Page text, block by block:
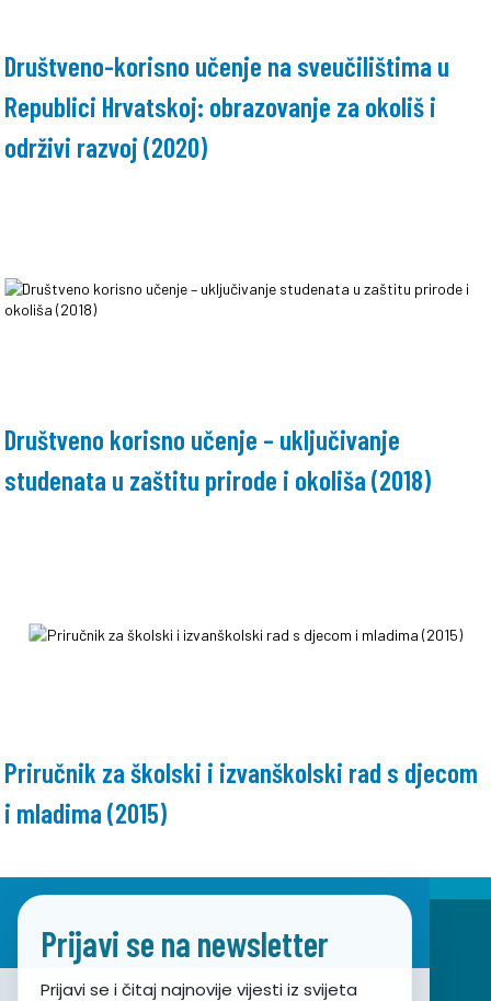
Društveno-korisno učenje na sveučilištima u
Republici Hrvatskoj: obrazovanje za okoliš i
održivi razvoj (2020)
Društveno korisno učenje – uključivanje
studenata u zaštitu prirode i okoliša (2018)
Priručnik za školski i izvanškolski rad s djecom
i mladima (2015)
Prijavi se na newsletter
Prijavi se i čitaj najnovije vijesti iz svijeta